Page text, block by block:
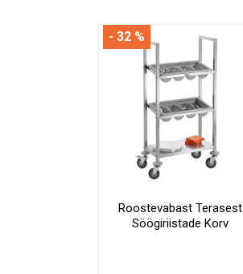
Roostevabast Terasest
Söögiriistade Korv
- 32 %